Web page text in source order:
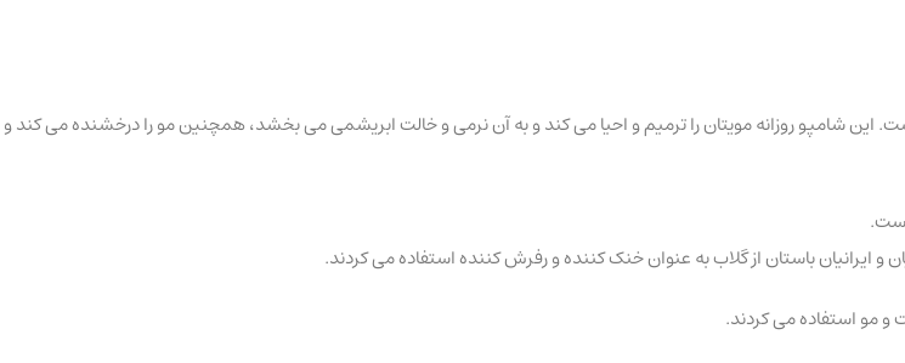
این شامپو روزانه مویتان را ترمیم و احیا می کند و به آن نرمی و خالت ابریشمی می بخشد، همچنین مو را درخشنده می کند و
ایرانیان باستان از گلاب به عنوان خنک کننده و رفرش کننده استفاده می کردند.
و مو استفاده می کردند.